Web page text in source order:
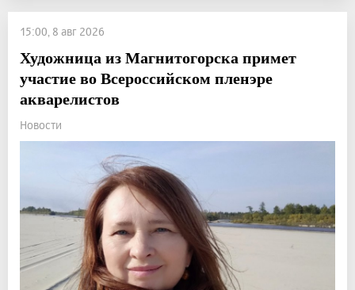
15:00, 8 авг 2026
Художница из Магнитогорска примет
участие во Всероссийском пленэре
акварелистов
Новости